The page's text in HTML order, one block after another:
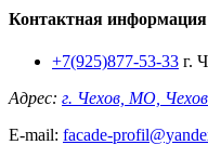
Контактная информация
+7(925)877-53-33 г.
Адрес: г. Чехов, МО,
E-mail: facade-